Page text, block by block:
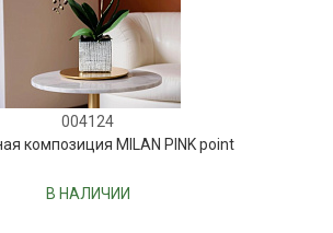
004124
композиция MILAN PINK point
В НАЛИЧИИ